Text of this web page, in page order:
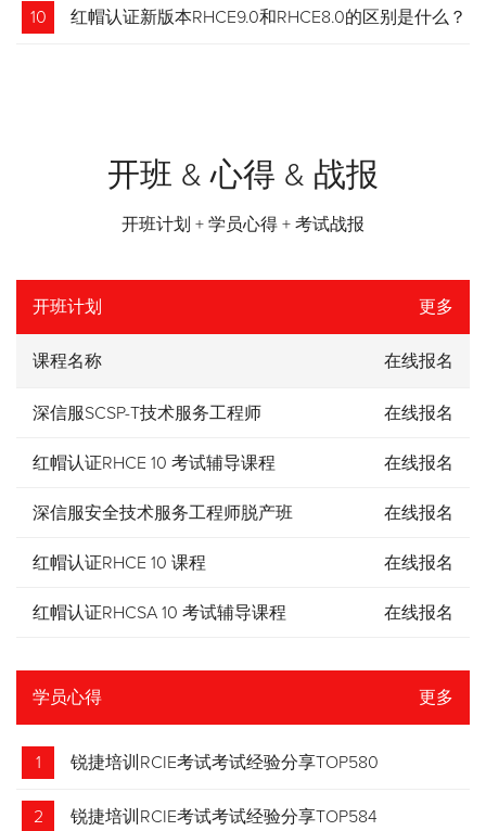
师）证书？申请步骤请收藏！
10 红帽认证新版本RHCE9.0和RHCE8.0的区别是什么？
开班 & 心得 & 战报
开班计划 + 学员心得 + 考试战报
开班计划 更多
课程名称 在线报名
深信服SCSP-T技术服务工程师 在线报名
红帽认证RHCE 10 考试辅导课程 在线报名
深信服安全技术服务工程师脱产班 在线报名
红帽认证RHCE 10 课程 在线报名
红帽认证RHCSA 10 考试辅导课程 在线报名
学员心得 更多
1 锐捷培训RCIE考试考试经验分享TOP580
2 锐捷培训RCIE考试考试经验分享TOP584